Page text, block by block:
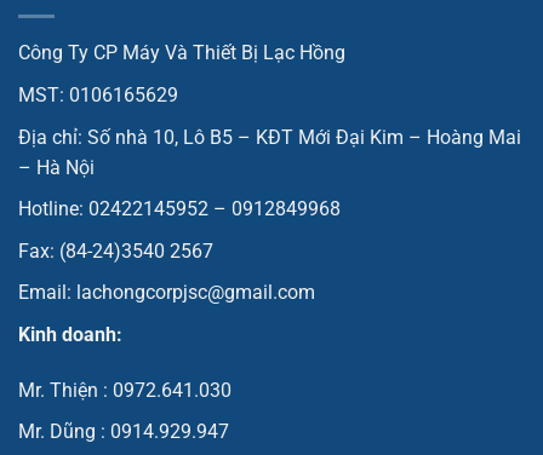
Công Ty CP Máy Và Thiết Bị Lạc Hồng
MST: 0106165629
Địa chỉ: Số nhà 10, Lô B5 – KĐT Mới Đại Kim – Hoàng Mai
– Hà Nội
Hotline: 02422145952 – 0912849968
Fax: (84-24)3540 2567
Email: lachongcorpjsc@gmail.com
Kinh doanh:
Mr. Thiện : 0972.641.030
Mr. Dũng : 0914.929.947